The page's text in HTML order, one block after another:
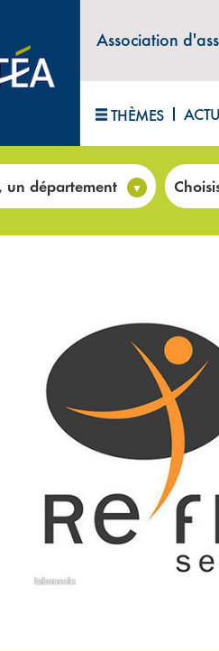
Association
THÈMES
un département
RE’FLEX SERVICES À